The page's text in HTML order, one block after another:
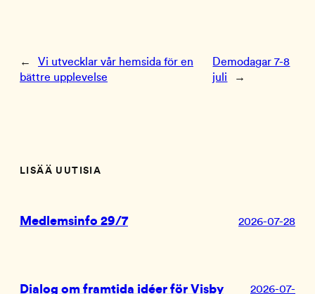
←
Vi utvecklar vår hemsida för en
bättre upplevelse
Demodagar 7-8
juli
→
LISÄÄ UUTISIA
Medlemsinfo 29/7 2026-07-28
Dialog om framtida idéer för Visby
2026-07-